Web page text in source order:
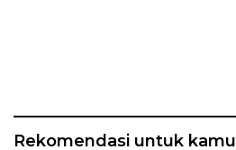
Rekomendasi untuk kamu